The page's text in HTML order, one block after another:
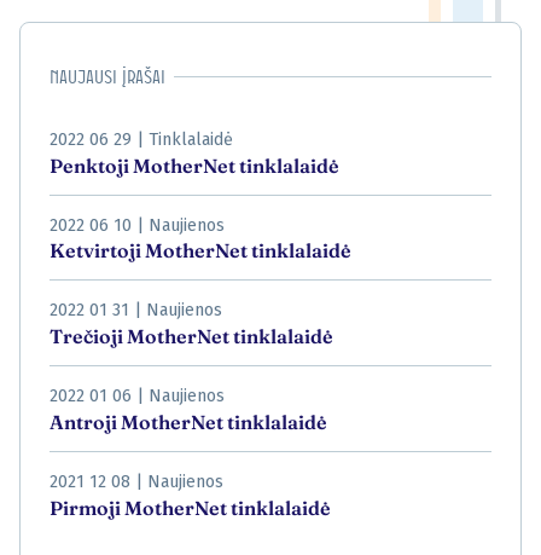
Naujausi įrašai
2022 06 29 Tinklalaidė
Penktoji MotherNet tinklalaidė
2022 06 10 Naujienos
Ketvirtoji MotherNet tinklalaidė
2022 01 31 Naujienos
Trečioji MotherNet tinklalaidė
2022 01 06 Naujienos
Antroji MotherNet tinklalaidė
2021 12 08 Naujienos
Pirmoji MotherNet tinklalaidė